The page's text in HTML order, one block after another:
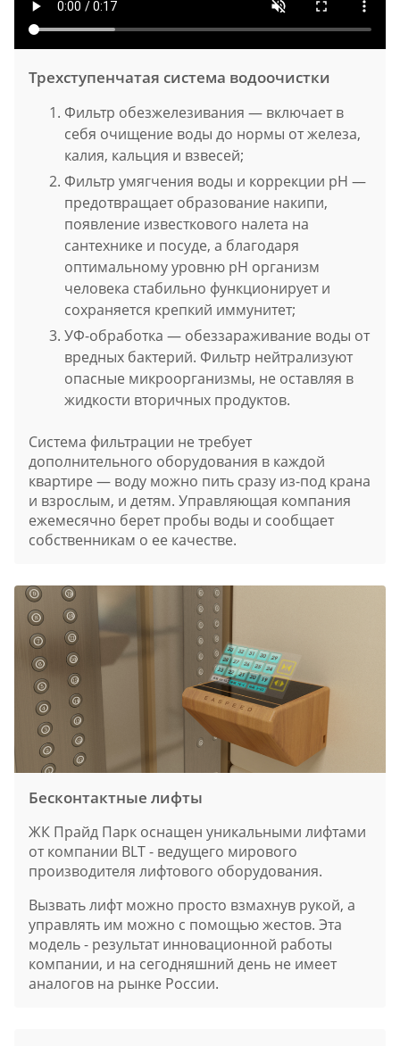
Трехступенчатая система водоочистки
Фильтр обезжелезивания — включает в
себя очищение воды до нормы от железа,
калия, кальция и взвесей;
Фильтр умягчения воды и коррекции pH —
предотвращает образование накипи,
появление известкового налета на
сантехнике и посуде, а благодаря
оптимальному уровню pH организм
человека стабильно функционирует и
сохраняется крепкий иммунитет;
УФ-обработка — обеззараживание воды от
вредных бактерий. Фильтр нейтрализуют
опасные микроорганизмы, не оставляя в
жидкости вторичных продуктов.
Система фильтрации не требует
дополнительного оборудования в каждой
квартире — воду можно пить сразу из-под крана
и взрослым, и детям. Управляющая компания
ежемесячно берет пробы воды и сообщает
собственникам о ее качестве.
Бесконтактные лифты
ЖК Прайд Парк оснащен уникальными лифтами
от компании BLT - ведущего мирового
производителя лифтового оборудования.
Вызвать лифт можно просто взмахнув рукой, а
управлять им можно с помощью жестов. Эта
модель - результат инновационной работы
компании, и на сегодняшний день не имеет
аналогов на рынке России.